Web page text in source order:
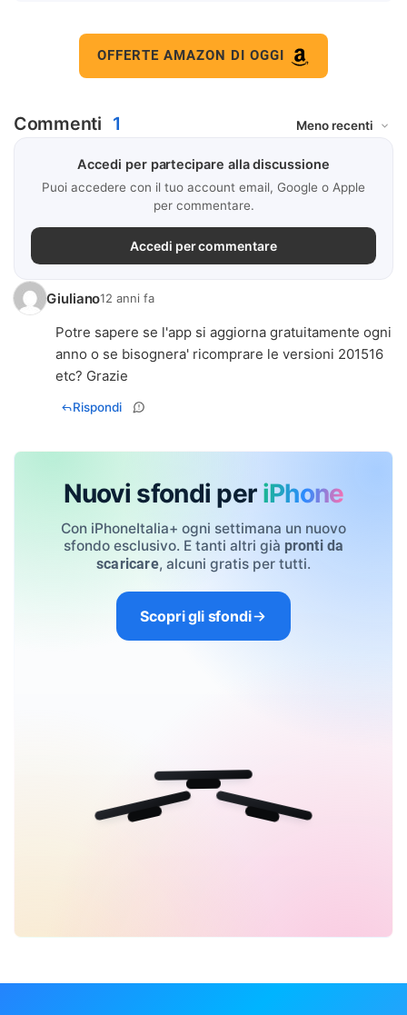
OFFERTE AMAZON DI OGGI
Commenti 1
Accedi per partecipare alla discussione
Puoi accedere con il tuo account email, Google o Apple
per commentare.
Accedi per commentare
Giuliano12 anni fa
Potre sapere se l'app si aggiorna gratuitamente ogni
anno o se bisognera' ricomprare le versioni 201516
etc? Grazie
Rispondi
Nuovi sfondi per iPhone
Con iPhoneItalia+ ogni settimana un nuovo
sfondo esclusivo. E tanti altri già pronti da
scaricare, alcuni gratis per tutti.
Scopri gli sfondi